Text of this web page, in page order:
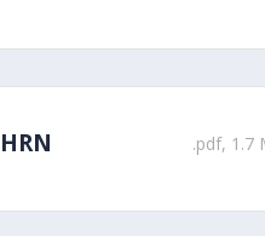
.pdf, 1.7